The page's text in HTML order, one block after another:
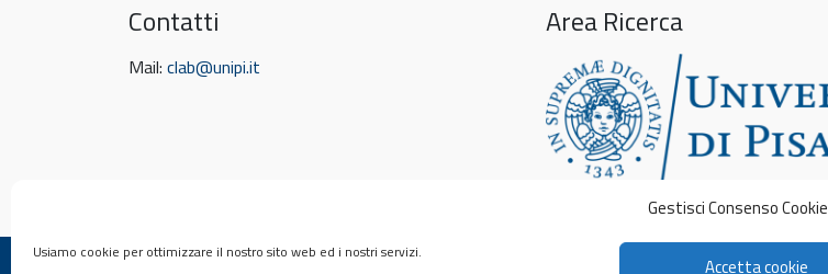
Gestisci Consenso Cookie
Usiamo cookie per ottimizzare il nostro sito web ed i nostri servizi.
Accetta cookie
Contatti
Mail: clab@unipi.it
Area Ricerca